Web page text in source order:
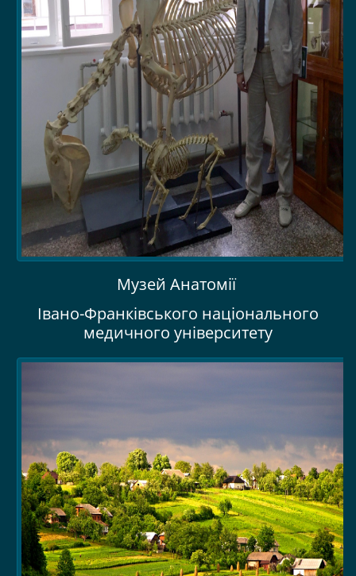
Музей Анатомії
Івано-Франківського національного
медичного університету